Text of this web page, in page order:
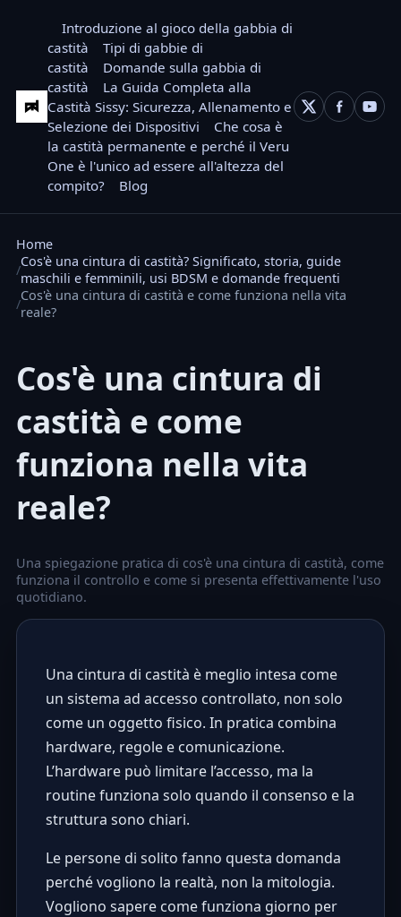
Introduzione al gioco della gabbia di
castità
Tipi di gabbie di
castità
Domande sulla gabbia di
castità
La Guida Completa alla
Castità Sissy: Sicurezza, Allenamento e
Selezione dei Dispositivi
Che cosa è
la castità permanente e perché il Veru
One è l'unico ad essere all'altezza del
compito?
Blog
Home
Cos'è una cintura di castità? Significato, storia, guide
maschili e femminili, usi BDSM e domande frequenti
Cos'è una cintura di castità e come funziona nella vita
reale?
Cos'è una cintura di
castità e come
funziona nella vita
reale?
Una spiegazione pratica di cos'è una cintura di castità, come
funziona il controllo e come si presenta effettivamente l'uso
quotidiano.
Una cintura di castità è meglio intesa come
un sistema ad accesso controllato, non solo
come un oggetto fisico. In pratica combina
hardware, regole e comunicazione.
L’hardware può limitare l’accesso, ma la
routine funziona solo quando il consenso e la
struttura sono chiari.
Le persone di solito fanno questa domanda
perché vogliono la realtà, non la mitologia.
Vogliono sapere come funziona giorno per